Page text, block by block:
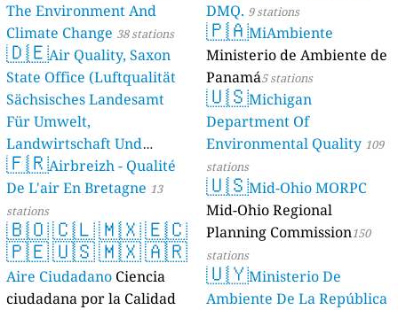
The Environment And
Climate Change 38 stations
🇩🇪Air Quality, Saxon
State Office (Luftqualität
Sächsisches Landesamt
Für Umwelt,
Landwirtschaft Und
Geologie) 50 stations
🇫🇷Airbreizh - Qualité
De L'air En Bretagne 13
stations
🇧🇴🇨🇱🇲🇽🇪🇨
🇵🇪🇺🇸🇲🇽🇦🇷
Aire Ciudadano Ciencia
ciudadana por la Calidad
DMQ. 9 stations
🇵🇦MiAmbiente
Ministerio de Ambiente de
Panamá5 stations
🇺🇸Michigan
Department Of
Environmental Quality 109
stations
🇺🇸Mid-Ohio MORPC
Mid-Ohio Regional
Planning Commission150
stations
🇺🇾Ministerio De
Ambiente De La República